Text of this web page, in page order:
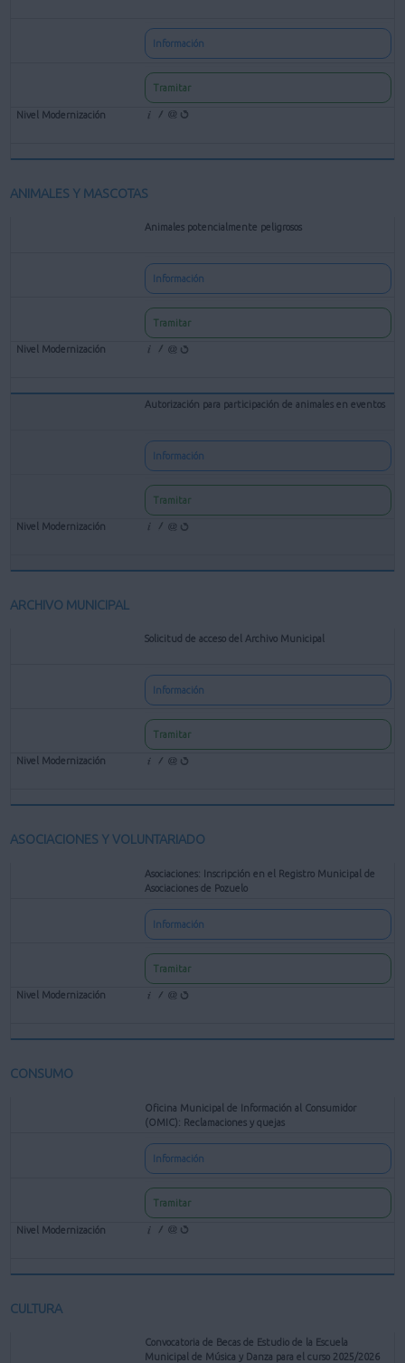
Información
Tramitar
ANIMALES Y MASCOTAS
Animales potencialmente peligrosos
Información
Tramitar
Autorización para participación de animales en eventos
Información
Tramitar
ARCHIVO MUNICIPAL
Solicitud de acceso del Archivo Municipal
Información
Tramitar
ASOCIACIONES Y VOLUNTARIADO
Asociaciones: Inscripción en el Registro Municipal de
Asociaciones de Pozuelo
Información
Tramitar
CONSUMO
Oficina Municipal de Información al Consumidor
(OMIC): Reclamaciones y quejas
Información
Tramitar
CULTURA
Convocatoria de Becas de Estudio de la Escuela
Municipal de Música y Danza para el curso 2025/2026